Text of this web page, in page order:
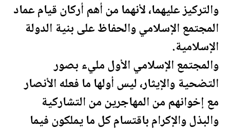
والتركيز عليهما، لأنهما من أهم أركان قيام عماد
المجتمع الإسلامي والحفاظ على بنية الدولة
الإسلامية.
والمجتمع الإسلامي الأول مليء بصور
التضحية والإيثار، ليس أولها ما فعله الأنصار
مع إخوانهم من المهاجرين من التشاركية
والبذل والإكرام باقتسام كل ما يملكون فيما